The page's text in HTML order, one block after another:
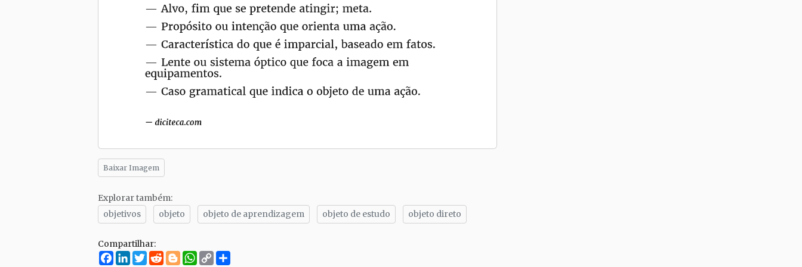
Baixar Imagem
Explorar também:
objetivos
objeto objeto de aprendizagem objeto de estudo objeto direto
Compartilhar:
Facebook
LinkedIn
Twitter
RedditBloggerWhatsApp
Copy